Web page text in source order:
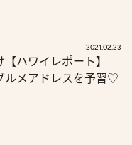
2021.02.23
ハワイレポート】
ルメアドレスを予習♡